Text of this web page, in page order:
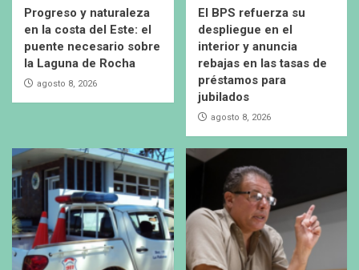
Progreso y naturaleza
en la costa del Este: el
puente necesario sobre
la Laguna de Rocha
agosto 8, 2026
El BPS refuerza su
despliegue en el
interior y anuncia
rebajas en las tasas de
préstamos para
jubilados
agosto 8, 2026